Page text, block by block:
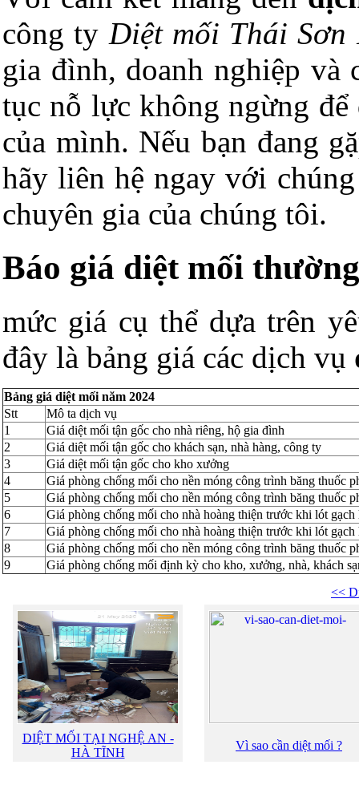
công ty Diệt mối Thái Sơn
gia đình, doanh nghiệp
tục nỗ lực không ngừng để
của mình. Nếu bạn đang
hãy liên hệ ngay với
chuyên gia của chúng tôi.
Báo giá diệt mối
mức giá cụ thể dựa trên
đây là bảng giá các dịch vụ
Bảng giá diệt mối năm 2024
Stt
Mô ta dịch vụ
1
Giá diệt mối tận gốc cho nhà riêng, hộ gia đình
2
Giá diệt mối tận gốc cho khách sạn, nhà hàng, công ty
3
Giá diệt mối tận gốc cho kho xưởng
4
Giá phòng chống mối cho nền móng công trình băng thuốc
5
Giá phòng chống mối cho nền móng công trình băng thuốc
6
Giá phòng chống mối cho nhà hoàng thiện trước khi lót
7
Giá phòng chống mối cho nhà hoàng thiện trước khi lót
8
Giá phòng chống mối cho nền móng công trình băng thuốc
9
Giá phòng chống mối định kỳ cho kho, xưởng, nhà, khách
<<
DIỆT MỐI TẠI NGHỆ AN -
HÀ TĨNH
Vì sao cần diệt mối ?